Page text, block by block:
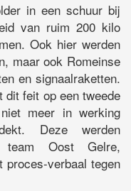
in een schuur bij
van ruim 200 kilo
Ook hier werden
maar ook Romeinse
en signaalraketten.
dit feit op een tweede
meer in werking
Deze werden
Oost Gelre,
proces-verbaal tegen